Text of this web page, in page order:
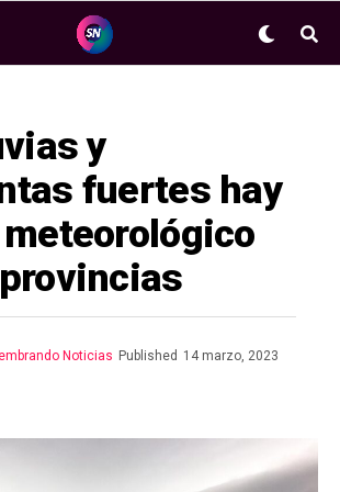
y
fuertes hay
Noticias Published 14 marzo, 2023